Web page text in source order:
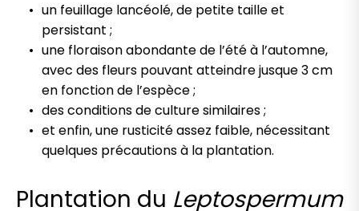
un feuillage lancéolé, de petite taille et
persistant ;
une floraison abondante de l’été à l’automne,
avec des fleurs pouvant atteindre jusque 3 cm
en fonction de l’espèce ;
des conditions de culture similaires ;
et enfin, une rusticité assez faible, nécessitant
quelques précautions à la plantation.
Plantation du Leptospermum